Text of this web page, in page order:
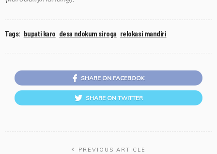
Tags: bupati karo desa ndokum siroga relokasi mandiri
SHARE ON FACEBOOK
SHARE ON TWITTER
PREVIOUS ARTICLE